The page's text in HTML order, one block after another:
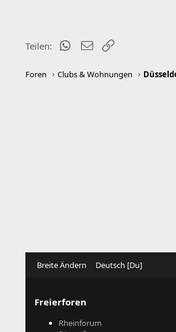
:
Teilen: WhatsApp
E-Mail
Foren Clubs & Wohnungen
Breite Ändern Deutsch [Du]
Freierforen
Rheinforum